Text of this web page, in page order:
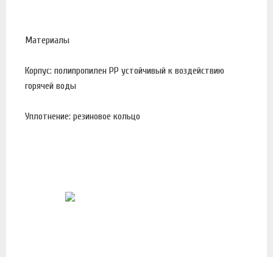
Материалы
Корпус: полипропилен PP устойчивый к воздействию
горячей воды
Уплотнение: резиновое кольцо